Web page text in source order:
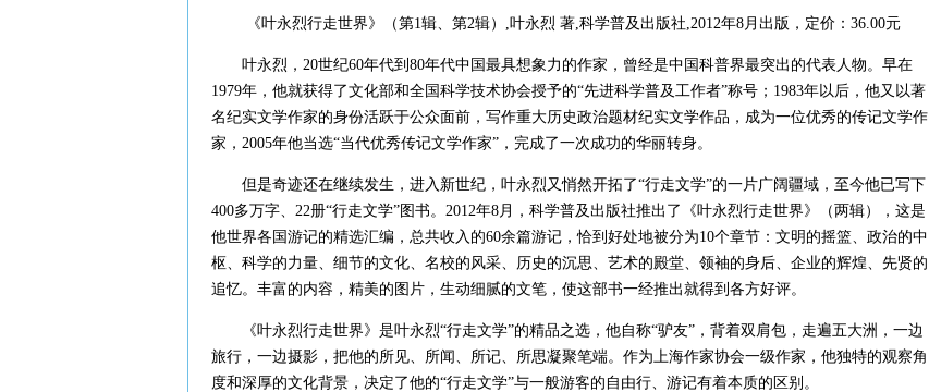
《叶永烈行走世界》（第1辑、第2辑）,叶永烈 著,科学普及出版社,2012年8月出版，定价：36.00元
叶永烈，20世纪60年代到80年代中国最具想象力的作家，曾经是中国科普界最突出的代表人物。早在
1979年，他就获得了文化部和全国科学技术协会授予的“先进科学普及工作者”称号；1983年以后，他又以著
名纪实文学作家的身份活跃于公众面前，写作重大历史政治题材纪实文学作品，成为一位优秀的传记文学作
家，2005年他当选“当代优秀传记文学作家”，完成了一次成功的华丽转身。
但是奇迹还在继续发生，进入新世纪，叶永烈又悄然开拓了“行走文学”的一片广阔疆域，至今他已写下
400多万字、22册“行走文学”图书。2012年8月，科学普及出版社推出了《叶永烈行走世界》（两辑），这是
他世界各国游记的精选汇编，总共收入的60余篇游记，恰到好处地被分为10个章节：文明的摇篮、政治的中
枢、科学的力量、细节的文化、名校的风采、历史的沉思、艺术的殿堂、领袖的身后、企业的辉煌、先贤的
追忆。丰富的内容，精美的图片，生动细腻的文笔，使这部书一经推出就得到各方好评。
《叶永烈行走世界》是叶永烈“行走文学”的精品之选，他自称“驴友”，背着双肩包，走遍五大洲，一边
旅行，一边摄影，把他的所见、所闻、所记、所思凝聚笔端。作为上海作家协会一级作家，他独特的观察角
度和深厚的文化背景，决定了他的“行走文学”与一般游客的自由行、游记有着本质的区别。